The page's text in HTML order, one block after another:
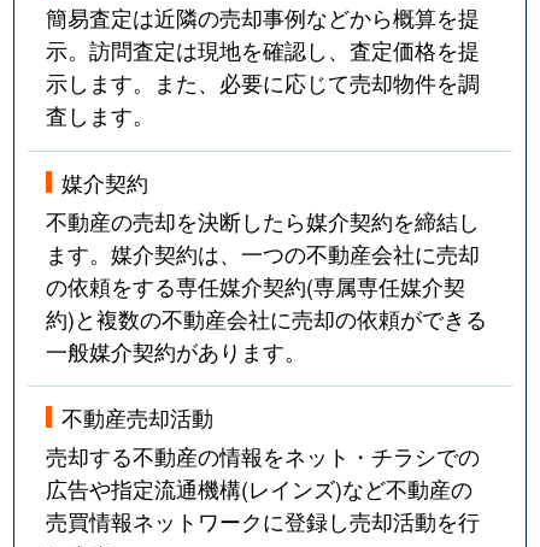
簡易査定は近隣の売却事例などから概算を提
示。訪問査定は現地を確認し、査定価格を提
示します。また、必要に応じて売却物件を調
査します。
媒介契約
不動産の売却を決断したら媒介契約を締結し
ます。媒介契約は、一つの不動産会社に売却
の依頼をする専任媒介契約(専属専任媒介契
約)と複数の不動産会社に売却の依頼ができる
一般媒介契約があります。
不動産売却活動
売却する不動産の情報をネット・チラシでの
広告や指定流通機構(レインズ)など不動産の
売買情報ネットワークに登録し売却活動を行